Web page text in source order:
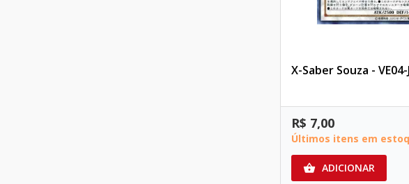
X-Saber Souza - VE04-
R$ 7,00
Últimos itens em
 ADICIONAR